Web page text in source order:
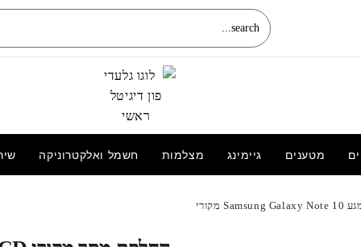
מטענים גיימינג מצלמות חשמל ואלקטרוניקה
טלוויזיה סוני | Sony 55 אינץ' X75WL | 4K